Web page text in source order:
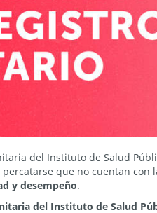
del Instituto de Salud
percatarse que no cuentan
y desempeño.
del Instituto de Salud